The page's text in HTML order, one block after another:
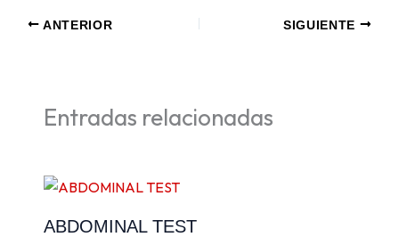
ANTERIOR SIGUIENTE
Entradas relacionadas
ABDOMINAL TEST